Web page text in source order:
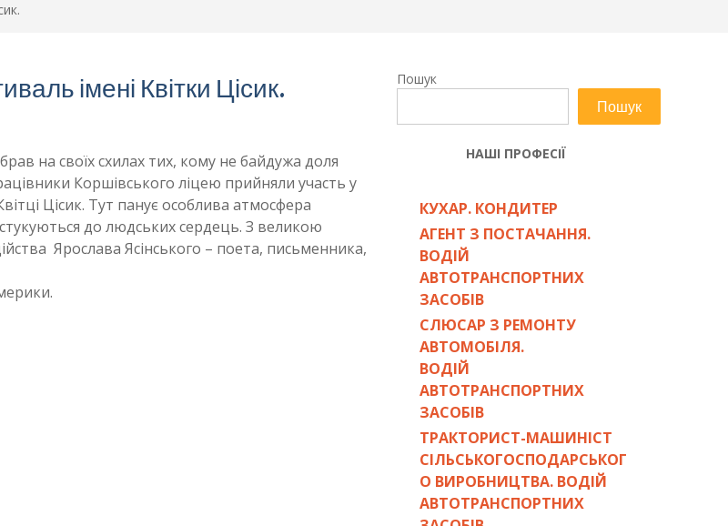
імені Квітки Цісик.
на своїх схилах тих, кому не байдужа доля
Коршівського ліцею прийняли участь у
Цісик. Тут панує особлива атмосфера
до людських сердець. З великою
Ярослава Ясінського – поета, письменника,
Пошук
Пошук
НАШІ ПРОФЕСІЇ
КУХАР. КОНДИТЕР
АГЕНТ З ПОСТАЧАННЯ.
ВОДІЙ
АВТОТРАНСПОРТНИХ
ЗАСОБІВ
СЛЮСАР З РЕМОНТУ
АВТОМОБІЛЯ.
ВОДІЙ
АВТОТРАНСПОРТНИХ
ЗАСОБІВ
ТРАКТОРИСТ-МАШИНІСТ
СІЛЬСЬКОГОСПОДАРСЬКОГ
О ВИРОБНИЦТВА. ВОДІЙ
АВТОТРАНСПОРТНИХ